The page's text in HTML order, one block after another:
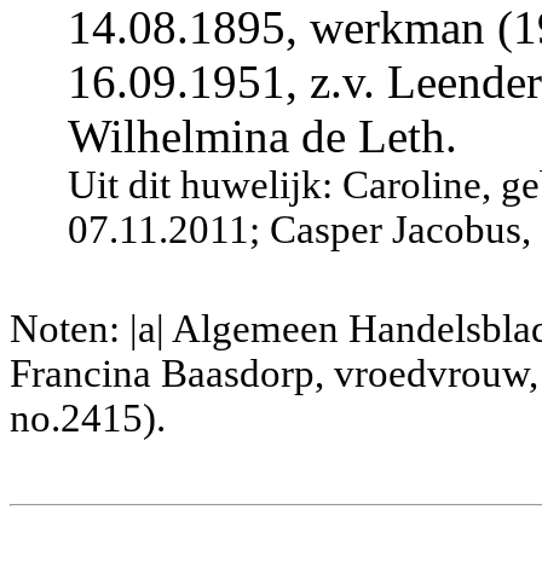
14.08.1895, werkman
16.09.1951, z.v.
Wilhelmina de Leth.
Uit dit huwelijk: Caroline,
07.11.2011; Casper
Noten: |a| Algemeen
Francina Baasdorp,
no.2415).